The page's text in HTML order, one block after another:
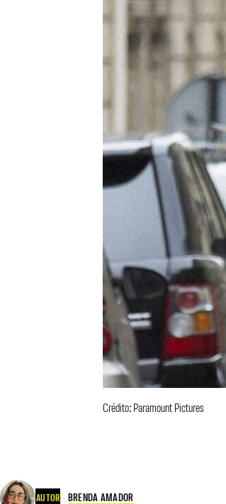
Crédito: Paramount Pictures
AUTOR BRENDA AMADOR